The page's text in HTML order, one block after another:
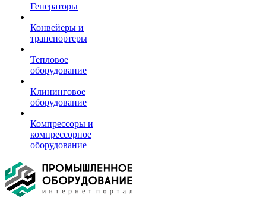
Генераторы
Конвейеры и
транспортеры
Тепловое
оборудование
Клининговое
оборудование
Компрессоры и
компрессорное
оборудование